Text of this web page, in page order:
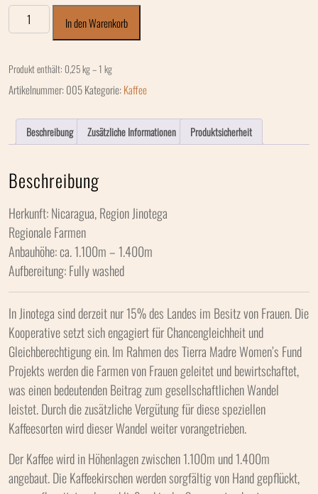
In den Warenkorb
Produkt enthält: 0,25kg– 1 kg
Artikelnummer:005Kategorie:Kaffee
Beschreibung Zusätzliche Informationen Produktsicherheit
Beschreibung
Herkunft: Nicaragua, Region Jinotega
Regionale Farmen
Anbauhöhe: ca. 1.100m – 1.400m
Aufbereitung: Fully washed
In Jinotega sind derzeit nur 15% des Landes im Besitz von Frauen. Die
Kooperative setzt sich engagiert für Chancengleichheit und
Gleichberechtigung ein. Im Rahmen des Tierra Madre Women’s Fund
Projekts werden die Farmen von Frauen geleitet und bewirtschaftet,
was einen bedeutenden Beitrag zum gesellschaftlichen Wandel
leistet. Durch die zusätzliche Vergütung für diese speziellen
Kaffeesorten wird dieser Wandel weiter vorangetrieben.
Der Kaffee wird in Höhenlagen zwischen 1.100m und 1.400m
angebaut. Die Kaffeekirschen werden sorgfältig von Hand gepflückt,